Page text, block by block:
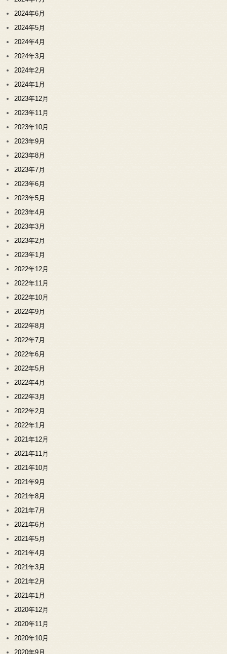
2024年6月
2024年5月
2024年4月
2024年3月
2024年2月
2024年1月
2023年12月
2023年11月
2023年10月
2023年9月
2023年8月
2023年7月
2023年6月
2023年5月
2023年4月
2023年3月
2023年2月
2023年1月
2022年12月
2022年11月
2022年10月
2022年9月
2022年8月
2022年7月
2022年6月
2022年5月
2022年4月
2022年3月
2022年2月
2022年1月
2021年12月
2021年11月
2021年10月
2021年9月
2021年8月
2021年7月
2021年6月
2021年5月
2021年4月
2021年3月
2021年2月
2021年1月
2020年12月
2020年11月
2020年10月
2020年9月